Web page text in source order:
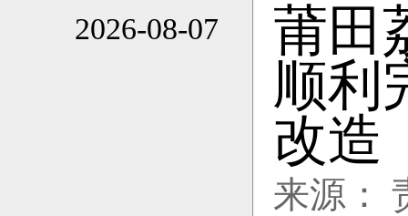
2026-08-07
莆田
顺利
改造
来源：